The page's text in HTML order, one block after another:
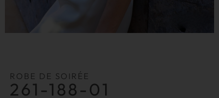
ROBE DE SOIRÉE
261-188-01